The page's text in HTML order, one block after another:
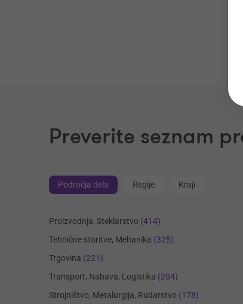
Preverite seznam
Področja dela Regije Kraji
Proizvodnja, Steklarstvo (414)
Tehnične storitve, Mehanika (325)
Trgovina (221)
Transport, Nabava, Logistika (204)
Strojništvo, Metalurgija, Rudarstvo (178)